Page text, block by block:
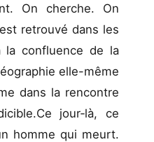
On cherche. On
retrouvé dans les
la confluence de la
elle-même
dans la rencontre
jour‑là, ce
homme qui meurt.